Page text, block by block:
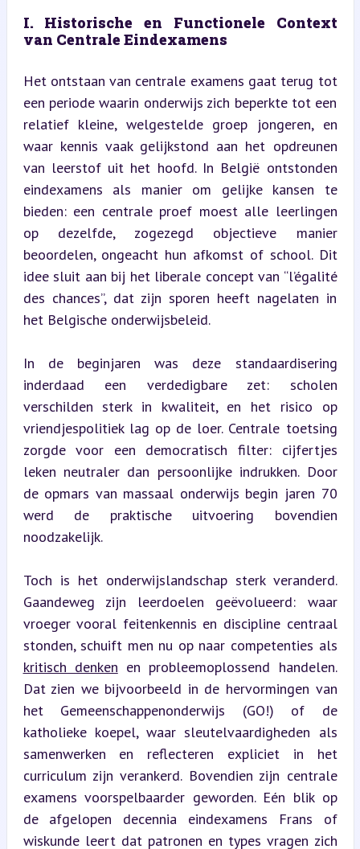
I. Historische en Functionele Context
van Centrale Eindexamens
Het ontstaan van centrale examens gaat terug tot
een periode waarin onderwijs zich beperkte tot een
relatief kleine, welgestelde groep jongeren, en
waar kennis vaak gelijkstond aan het opdreunen
van leerstof uit het hoofd. In België ontstonden
eindexamens als manier om gelijke kansen te
bieden: een centrale proef moest alle leerlingen
op dezelfde, zogezegd objectieve manier
beoordelen, ongeacht hun afkomst of school. Dit
idee sluit aan bij het liberale concept van “l’égalité
des chances”, dat zijn sporen heeft nagelaten in
het Belgische onderwijsbeleid.
In de beginjaren was deze standaardisering
inderdaad een verdedigbare zet: scholen
verschilden sterk in kwaliteit, en het risico op
vriendjespolitiek lag op de loer. Centrale toetsing
zorgde voor een democratisch filter: cijfertjes
leken neutraler dan persoonlijke indrukken. Door
de opmars van massaal onderwijs begin jaren 70
werd de praktische uitvoering bovendien
noodzakelijk.
Toch is het onderwijslandschap sterk veranderd.
Gaandeweg zijn leerdoelen geëvolueerd: waar
vroeger vooral feitenkennis en discipline centraal
kritisch denken en probleemoplossend handelen.
Dat zien we bijvoorbeeld in de hervormingen van
het Gemeenschappenonderwijs (GO!) of de
katholieke koepel, waar sleutelvaardigheden als
samenwerken en reflecteren expliciet in het
curriculum zijn verankerd. Bovendien zijn centrale
examens voorspelbaarder geworden. Eén blik op
de afgelopen decennia eindexamens Frans of
wiskunde leert dat patronen en types vragen zich